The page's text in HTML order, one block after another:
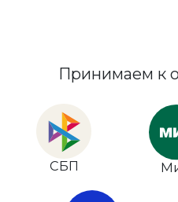
Принимаем к
СБП